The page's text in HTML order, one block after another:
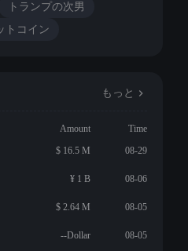
トランプの次男
トコイン
もっと
Amount
Time
$ 16.5 M 08-29
¥ 1 B 08-06
$ 2.64 M 08-05
--Dollar 08-05